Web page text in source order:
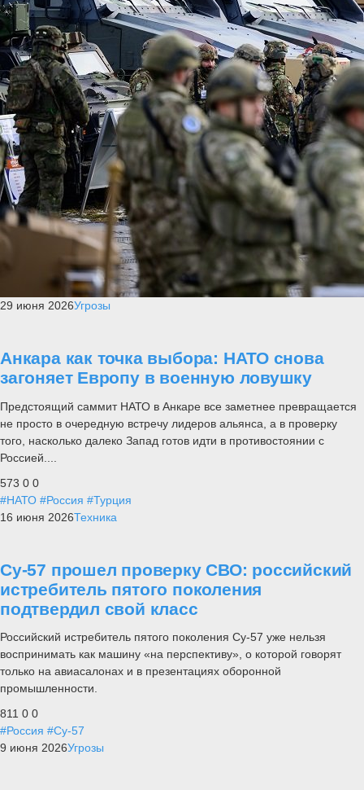
29 июня 2026Угрозы
Анкара как точка выбора: НАТО снова
загоняет Европу в военную ловушку
Предстоящий саммит НАТО в Анкаре все заметнее превращается
не просто в очередную встречу лидеров альянса, а в проверку
того, насколько далеко Запад готов идти в противостоянии с
Россией....
573 0 0
#НАТО #Россия #Турция
16 июня 2026Техника
Су-57 прошел проверку СВО: российский
истребитель пятого поколения
подтвердил свой класс
Российский истребитель пятого поколения Су-57 уже нельзя
воспринимать как машину «на перспективу», о которой говорят
только на авиасалонах и в презентациях оборонной
промышленности.
811 0 0
#Россия #Су-57
9 июня 2026Угрозы